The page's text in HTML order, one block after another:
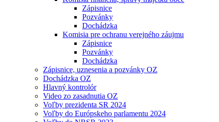
Zápisnice
Pozvánky
Dochádzka
Komisia pre ochranu verejného záujmu
Zápisnice
Pozvánky
Dochádzka
Zápisnice, uznesenia a pozvánky OZ
Dochádzka OZ
Hlavný kontrolór
Video zo zasadnutia OZ
Voľby prezidenta SR 2024
Voľby do Európskeho parlamentu 2024